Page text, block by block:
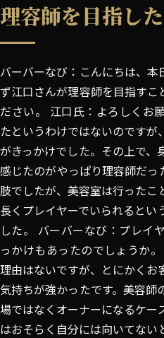
理容師を目指し
バーバーなび：こんにちは、本
ず江口さんが理容師を目指すこ
ださい。 江口氏：よろしくお
たというわけではないのです
がきっかけでした。その上で、
感じたのがやっぱり理容師だ
肢でしたが、美容室は行ったこ
長くプレイヤーでいられるとい
した。 バーバーなび：プレイ
っかけもあったのでしょうか
理由はないですが、とにかくお
気持ちが強かったです。美容師
場ではなくオーナーになるケ
はおそらく自分には向いてない